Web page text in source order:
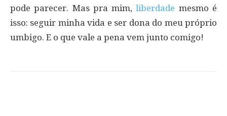
pode parecer. Mas pra mim,liberdade mesmo é
isso: seguir minha vida e ser dona do meu próprio
umbigo. E o que vale a pena vem junto comigo!